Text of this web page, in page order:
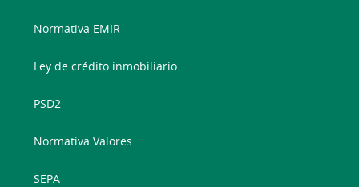
Normativa EMIR
Ley de crédito inmobiliario
PSD2
Normativa Valores
SEPA